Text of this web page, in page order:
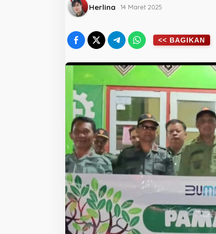
Herlina 14 Maret 2025